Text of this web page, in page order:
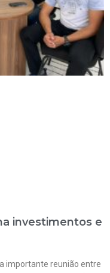
investimentos e
importante reunião entre